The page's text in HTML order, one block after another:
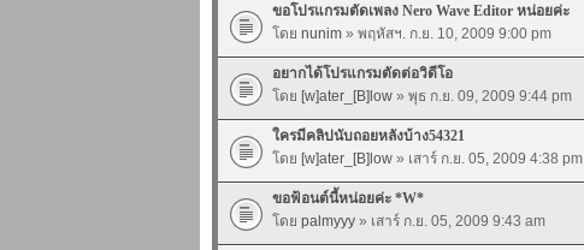
ขอโปรแกรมตัดเพลง Nero Wave Editor หน่อยค่ะ
โดย nunim » พฤหัสฯ. ก.ย. 10, 2009 9:00 pm
อยากได้โปรแกรมตัดต่อวิดีโอ
โดย [w]ater_[B]low » พุธ ก.ย. 09, 2009 9:44 pm
ใครมีคลิปนับถอยหลังบ้าง54321
โดย [w]ater_[B]low » เสาร์ ก.ย. 05, 2009 4:38 pm
ขอฟ้อนต์นี้หน่อยค่ะ *W*
โดย palmyyy » เสาร์ ก.ย. 05, 2009 9:43 am